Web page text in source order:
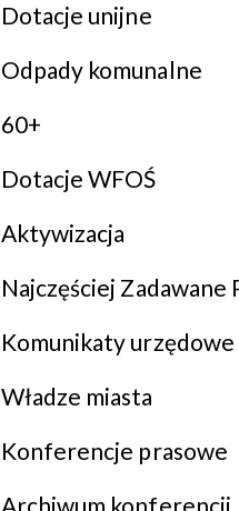
Dotacje unijne
Odpady komunalne
60+
Dotacje WFOŚ
Aktywizacja
Najczęściej Zadawane
Komunikaty urzędowe
Władze miasta
Konferencje prasowe
Archiwum konferencji